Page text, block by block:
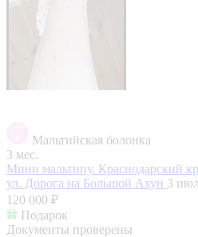
Мальтийская болонка
3 мес.
Мини мальтипу. Краснодарский
ул. Дорога на Большой Ахун 3
120 000 ₽
Подарок
Документы проверены